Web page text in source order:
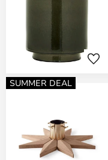
SUMMER DEAL